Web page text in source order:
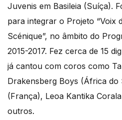
Juvenis em Basileia (Suíça).
para integrar o Projeto “Voix
Scénique”, no âmbito do
2015-2017. Fez cerca de 15
já cantou com coros como
Drakensberg Boys (África do
(França), Leoa Kantika
outros.